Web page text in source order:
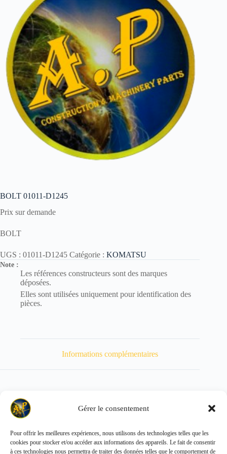
Gérer le consentement
Pour offrir les meilleures expériences, nous utilisons des technologies telles que les
cookies pour stocker et/ou accéder aux informations des appareils. Le fait de consentir
à ces technologies nous permettra de traiter des données telles que le comportement de
BOLT 01011-D1245
Prix sur demande
BOLT
UGS : 01011-D1245 Catégorie : KOMATSU
Note :
Les références constructeurs sont des marques
déposées.
Elles sont utilisées uniquement pour identification des
pièces.
Informations complémentaires
Poids 608 kg
Copyright © 2026 - ALL PARTS FRANCE SAS